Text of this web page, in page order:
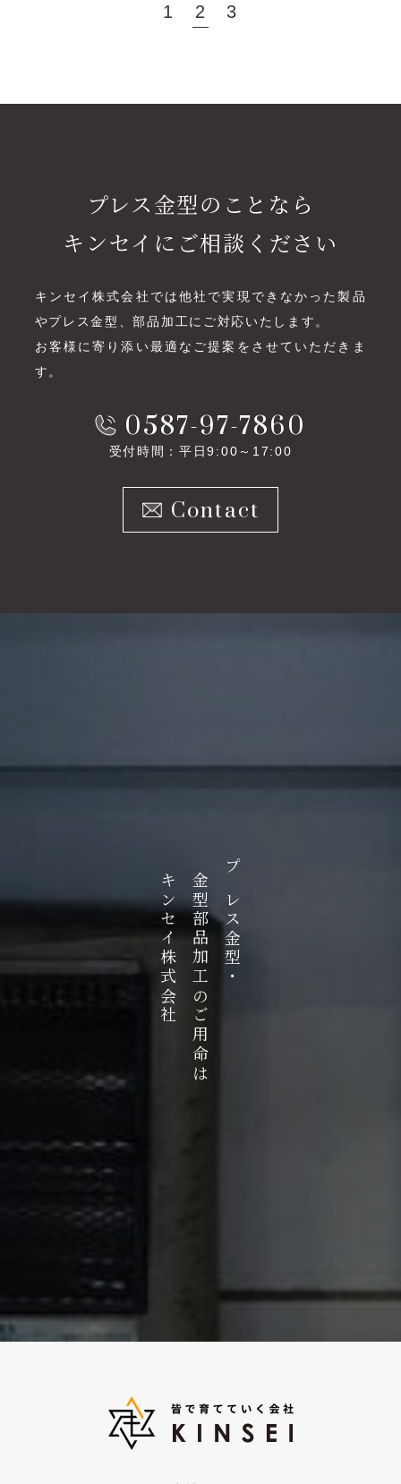
1 2 3
プレス金型のことなら
キンセイにご相談ください
キンセイ株式会社では他社で実現できなかった製品
やプレス金型、部品加工にご対応いたします。
お客様に寄り添い最適なご提案をさせていただきま
す。
0587-97-7860
受付時間：平日9:00～17:00
Contact
プレス金型・
金型部品加工のご用命は
キンセイ株式会社